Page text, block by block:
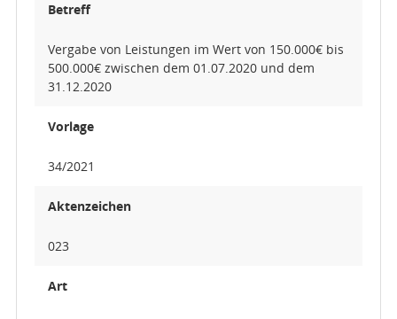
Betreff
Vergabe von Leistungen im Wert von 150.000€ bis
500.000€ zwischen dem 01.07.2020 und dem
31.12.2020
Vorlage
34/2021
Aktenzeichen
023
Art